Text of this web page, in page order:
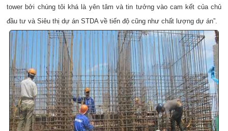
tower bởi chúng tôi khá là yên tâm và tin tưởng vào cam kết của chủ
đầu tư và Siêu thị dự án STDA về tiến độ cũng như chất lượng dự án”.